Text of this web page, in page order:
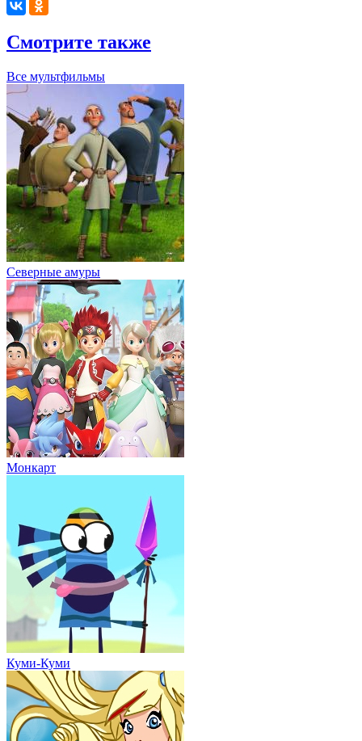
Смотрите также
Все мультфильмы
Северные амуры
Монкарт
Куми-Куми